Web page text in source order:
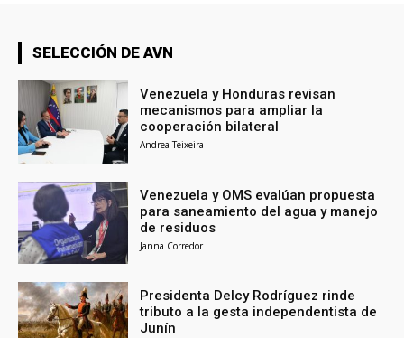
SELECCIÓN DE AVN
Venezuela y Honduras revisan
mecanismos para ampliar la
cooperación bilateral
Andrea Teixeira
Venezuela y OMS evalúan propuesta
para saneamiento del agua y manejo
de residuos
Janna Corredor
Presidenta Delcy Rodríguez rinde
tributo a la gesta independentista de
Junín